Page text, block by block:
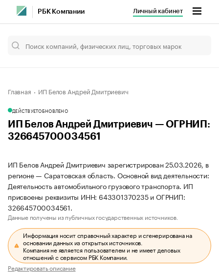
РБК Компании Личный кабинет
Главная ИП Белов Андрей Дмитриевич
ДЕЙСТВУЕТОБНОВЛЕНО
ИП Белов Андрей Дмитриевич — ОГРНИП:
326645700034561
ИП Белов Андрей Дмитриевич зарегистрирован 25.03.2026, в
регионе — Саратовская область. Основной вид деятельности:
Деятельность автомобильного грузового транспорта. ИП
присвоены реквизиты ИНН: 643301370235 и ОГРНИП:
326645700034561.
Данные получены из публичных государственных источников.
Информация носит справочный характер и сгенерирована на
основании данных из открытых источников.
Компания не является пользователем и не имеет деловых
отношений с сервисом РБК Компании.
Редактировать описание